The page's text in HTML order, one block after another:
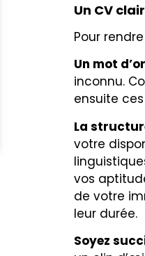
Un CV
Pour
Un mot
inconnu.
ensuite
La
votre
vos
de votre
leur durée.
Soyez